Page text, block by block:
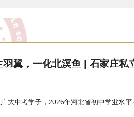
羽翼，一化北溟鱼 | 石家庄私
大中考学子，2026年河北省初中学业水